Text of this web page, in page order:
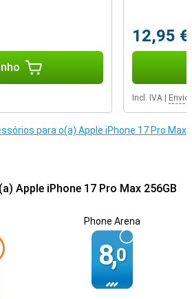
com o Apple Intelligence, o sistema
o apoia nas suas tarefas diárias. Ajuda-
fotografias e a criar memórias,
totalmente protegida. O Apple
local e funciona com energia
12,95 €
Incl. IVA
para o(a) Apple iPhone 17 Pro Max
Apple iPhone 17 Pro Max 256GB
Phone Arena
8,0